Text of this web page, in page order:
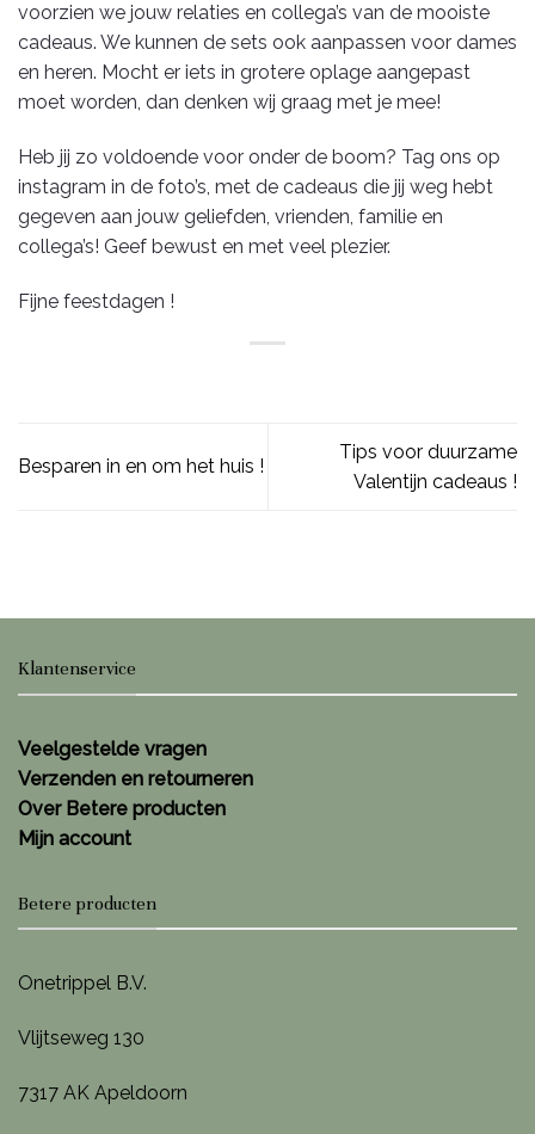
voorzien we jouw relaties en collega’s van de mooiste
cadeaus. We kunnen de sets ook aanpassen voor dames
en heren. Mocht er iets in grotere oplage aangepast
moet worden, dan denken wij graag met je mee!
Heb jij zo voldoende voor onder de boom? Tag ons op
instagram in de foto’s, met de cadeaus die jij weg hebt
gegeven aan jouw geliefden, vrienden, familie en
collega’s! Geef bewust en met veel plezier.
Fijne feestdagen !
Besparen in en om het huis !
Tips voor duurzame
Valentijn cadeaus !
Klantenservice
Veelgestelde vragen
Verzenden en retourneren
Over Betere producten
Mijn account
Betere producten
Onetrippel B.V.
Vlijtseweg 130
7317 AK Apeldoorn